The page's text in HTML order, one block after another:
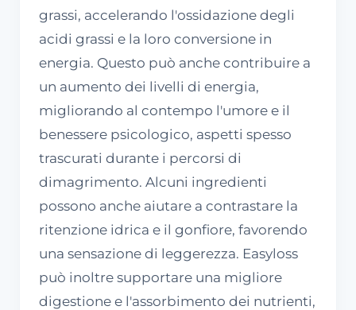
grassi, accelerando l'ossidazione degli
acidi grassi e la loro conversione in
energia. Questo può anche contribuire a
un aumento dei livelli di energia,
migliorando al contempo l'umore e il
benessere psicologico, aspetti spesso
trascurati durante i percorsi di
dimagrimento. Alcuni ingredienti
possono anche aiutare a contrastare la
ritenzione idrica e il gonfiore, favorendo
una sensazione di leggerezza. Easyloss
può inoltre supportare una migliore
digestione e l'assorbimento dei nutrienti,